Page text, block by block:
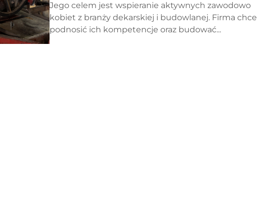
Jego celem jest wspieranie aktywnych zawodowo
kobiet z branży dekarskiej i budowlanej. Firma chce
podnosić ich kompetencje oraz budować...